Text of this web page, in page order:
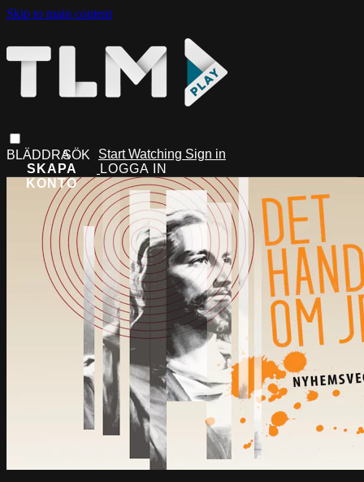
Skip to main content
Start Watching Sign in